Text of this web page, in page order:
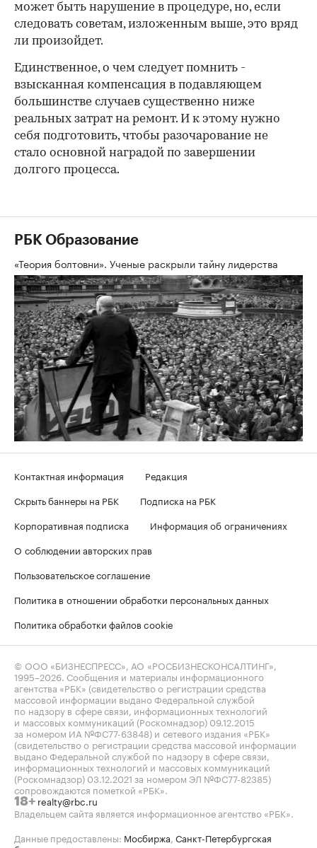
может быть нарушение в процедуре, но, если
следовать советам, изложенным выше, это вряд
ли произойдет.
Единственное, о чем следует помнить -
взысканная компенсация в подавляющем
большинстве случаев существенно ниже
реальных затрат на ремонт. И к этому нужно
себя подготовить, чтобы разочарование не
стало основной наградой по завершении
долгого процесса.
РБК Образование
«Теория болтовни». Ученые раскрыли тайну лидерства
Контактная информация
Редакция
Скрыть баннеры на РБК
Подписка на РБК
Корпоративная подписка
Информация об ограничениях
О соблюдении авторских прав
Пользовательское соглашение
Политика в отношении обработки персональных данных
Политика обработки файлов cookie
© ООО «БИЗНЕСПРЕСС», АО «РОСБИЗНЕСКОНСАЛТИНГ»,
1995–2026 . Сообщения и материалы информационного
агентства «РБК» (свидетельство о регистрации средства
массовой информации выдано Федеральной службой
по надзору в сфере связи, информационных технологий
и массовых коммуникаций (Роскомнадзор) 09.12.2015
за номером ИА №ФС77-63848) и сетевого издания «РБК»
(свидетельство о регистрации средства массовой информации
выдано Федеральной службой по надзору в сфере связи,
информационных технологий и массовых коммуникаций
(Роскомнадзор) 03.12.2021 за номером ЭЛ №ФС77-82385)
сопровождаются пометкой «РБК».
18+ realty@rbc.ru
Владельцем сайта является информационное агентство «РБК».
Данные предоставлены: Мосбиржа Санкт-Петербургская